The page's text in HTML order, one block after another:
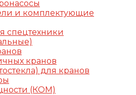
и комплектующие
спецтехники
кранов
для кранов
(КОМ)